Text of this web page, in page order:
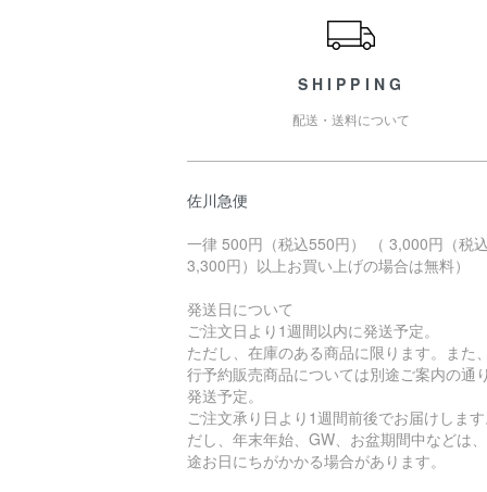
SHIPPING
配送・送料について
佐川急便
一律 500円（税込550円） （ 3,000円（税込
3,300円）以上お買い上げの場合は無料）
発送日について
ご注文日より1週間以内に発送予定。
ただし、在庫のある商品に限ります。また
行予約販売商品については別途ご案内の通
発送予定。
ご注文承り日より1週間前後でお届けしま
だし、年末年始、GW、お盆期間中などは
途お日にちがかかる場合があります。